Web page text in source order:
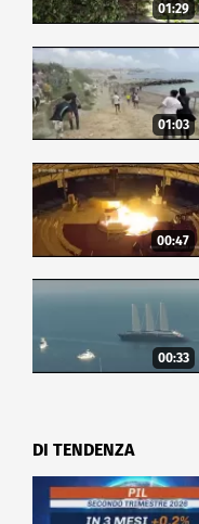
01:29
01:03
00:47
00:33
DI TENDENZA